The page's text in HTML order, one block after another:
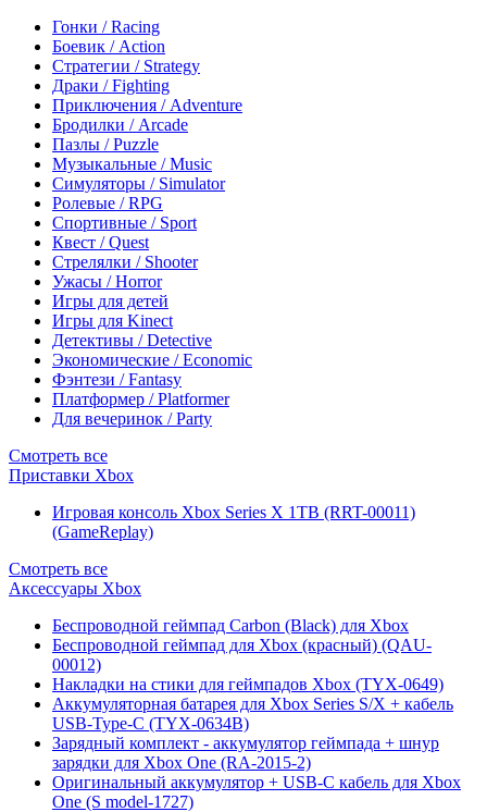
Гонки / Racing
Боевик / Action
Стратегии / Strategy
Драки / Fighting
Приключения / Adventure
Бродилки / Arcade
Пазлы / Puzzle
Музыкальные / Music
Симуляторы / Simulator
Ролевые / RPG
Спортивные / Sport
Квест / Quest
Стрелялки / Shooter
Ужасы / Horror
Игры для детей
Игры для Kinect
Детективы / Detective
Экономические / Economic
Фэнтези / Fantasy
Платформер / Platformer
Для вечеринок / Party
Смотреть все
Приставки Xbox
Игровая консоль Xbox Series X 1TB (RRT-00011)
(GameReplay)
Смотреть все
Аксессуары Xbox
Беспроводной геймпад Carbon (Black) для Xbox
Беспроводной геймпад для Xbox (красный) (QAU-
00012)
Накладки на стики для геймпадов Xbox (TYX-0649)
Аккумуляторная батарея для Xbox Series S/X + кабель
USB-Type-C (TYX-0634B)
Зарядный комплект - аккумулятор геймпада + шнур
зарядки для Xbox One (RA-2015-2)
Оригинальный аккумулятор + USB-C кабель для Xbox
One (S model-1727)